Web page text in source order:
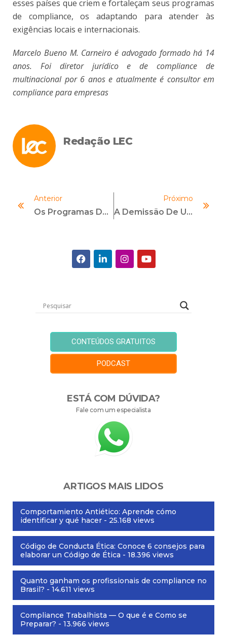
esses países que criem e fortaleçam seus programas
de compliance, os adaptando para atender às
exigências locais e internacionais.
Marcelo Bueno M. Carneiro é advogado formado há 14
anos. Foi diretor jurídico e de compliance de
multinacional por 6 anos e atualmente é consultor em
compliance para empresas
Redação LEC
Anterior
Os Programas De Compliance E Seus Reflexos Na Sociedade
Próximo
A Demissão De Um Presidente E A Importância Do Canal De Denúncia
CONTEÚDOS GRATUITOS
PODCAST
ESTÁ COM DÚVIDA?
Fale com um especialista
ARTIGOS MAIS LIDOS
Comportamiento Antiético: Aprende cómo
identificar y qué hacer - 25.168 views
Código de Conducta Ética: Conoce 6 consejos para
elaborar un Código de Ética - 18.396 views
Quanto ganham os profissionais de compliance no
Brasil? - 14.611 views
Compliance Trabalhista — O que é e Como se
Preparar? - 13.966 views